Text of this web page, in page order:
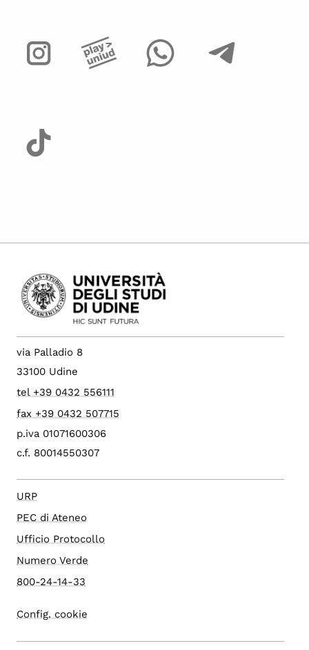
via Palladio 8
33100 Udine
tel +39 0432 556111
fax +39 0432 507715
p.iva 01071600306
c.f. 80014550307
URP
PEC di Ateneo
Ufficio Protocollo
Numero Verde
800-24-14-33
Config. cookie